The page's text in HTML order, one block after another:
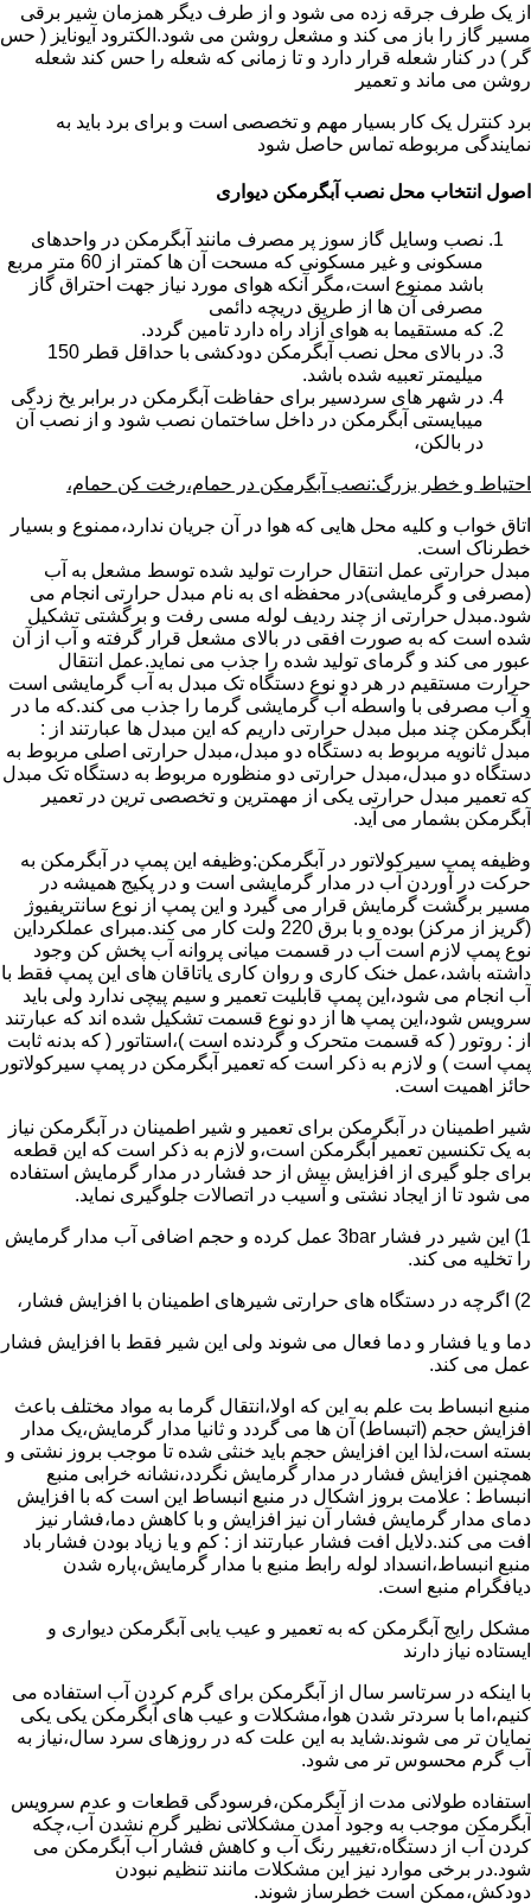
از یک طرف جرقه زده می شود و از طرف دیگر همزمان شیر برقی
مسیر گاز را باز می کند و مشعل روشن می شود.الکترود آیونایز ( حس
گر ) در کنار شعله قرار دارد و تا زمانی که شعله را حس کند شعله
روشن می ماند و تعمیر
برد کنترل یک کار بسیار مهم و تخصصی است و برای برد باید به
نمایندگی مربوطه تماس حاصل شود
اصول انتخاب محل نصب آبگرمکن دیواری
نصب وسایل گاز سوز پر مصرف مانند آبگرمکن در واحدهای
مسکونی و غیر مسکونی که مسحت آن ها کمتر از 60 متر مربع
باشد ممنوع است،مگر آنکه هوای مورد نیاز جهت احتراق گاز
مصرفی آن ها از طریق دریچه دائمی
که مستقیما به هوای آزاد راه دارد تامین گردد.
در بالای محل نصب آبگرمکن دودکشی با حداقل قطر 150
میلیمتر تعبیه شده باشد.
در شهر های سردسیر برای حفاظت آبگرمکن در برابر یخ زدگی
میبایستی آبگرمکن در داخل ساختمان نصب شود و از نصب آن
در بالکن،
احتیاط و خطر بزرگ:نصب آبگرمکن در حمام،رخت کن حمام،
اتاق خواب و کلیه محل هایی که هوا در آن جریان ندارد،ممنوع و بسیار
خطرناک است.
مبدل حرارتی عمل انتقال حرارت تولید شده توسط مشعل به آب
(مصرفی و گرمایشی)در محفظه ای به نام مبدل حرارتی انجام می
شود.مبدل حرارتی از چند ردیف لوله مسی رفت و برگشتی تشکیل
شده است که به صورت افقی در بالای مشعل قرار گرفته و آب از آن
عبور می کند و گرمای تولید شده را جذب می نماید.عمل انتقال
حرارت مستقیم در هر دو نوع دستگاه تک مبدل به آب گرمایشی است
و آب مصرفی با واسطه آب گرمایشی گرما را جذب می کند.که ما در
آبگرمکن چند مبل مبدل حرارتی داریم که این مبدل ها عبارتند از :
مبدل ثانویه مربوط به دستگاه دو مبدل،مبدل حرارتی اصلی مربوط به
دستگاه دو مبدل،مبدل حرارتی دو منظوره مربوط به دستگاه تک مبدل
که تعمیر مبدل حرارتی یکی از مهمترین و تخصصی ترین در تعمیر
آبگرمکن بشمار می آید.
وظیفه پمپ سیرکولاتور در آبگرمکن:وظیفه این پمپ در آبگرمکن به
حرکت در آوردن آب در مدار گرمایشی است و در پکیج همیشه در
مسیر برگشت گرمایش قرار می گیرد و این پمپ از نوع سانتریفیوژ
(گریز از مرکز) بوده و با برق 220 ولت کار می کند.مبرای عملکرداین
نوع پمپ لازم است آب در قسمت میانی پروانه آب پخش کن وجود
داشته باشد،عمل خنک کاری و روان کاری یاتاقان های این پمپ فقط با
آب انجام می شود،این پمپ قابلیت تعمیر و سیم پیچی ندارد ولی باید
سرویس شود،این پمپ ها از دو نوع قسمت تشکیل شده اند که عبارتند
از : روتور ( که قسمت متحرک و گردنده است )،استاتور ( که بدنه ثابت
پمپ است ) و لازم به ذکر است که تعمیر آبگرمکن در پمپ سیرکولاتور
حائز اهمیت است.
شیر اطمینان در آبگرمکن برای تعمیر و شیر اطمینان در آبگرمکن نیاز
به یک تکنسین تعمیر آبگرمکن است،و لازم به ذکر است که این قطعه
برای جلو گیری از افزایش بیش از حد فشار در مدار گرمایش استفاده
می شود تا از ایجاد نشتی و آسیب در اتصالات جلوگیری نماید.
1) این شیر در فشار 3bar عمل کرده و حجم اضافی آب مدار گرمایش
را تخلیه می کند.
2) اگرچه در دستگاه های حرارتی شیرهای اطمینان با افزایش فشار،
دما و یا فشار و دما فعال می شوند ولی این شیر فقط با افزایش فشار
عمل می کند.
منبع انبساط بت علم به این که اولا،انتقال گرما به مواد مختلف باعث
افزایش حجم (اتبساط) آن ها می گردد و ثانیا مدار گرمایش،یک مدار
بسته است،لذا این افزایش حجم باید خنثی شده تا موجب بروز نشتی و
همچنین افزایش فشار در مدار گرمایش نگردد،نشانه خرابی منبع
انبساط : علامت بروز اشکال در منبع انبساط این است که با افزایش
دمای مدار گرمایش فشار آن نیز افزایش و با کاهش دما،فشار نیز
افت می کند.دلایل افت فشار عبارتند از : کم و یا زیاد بودن فشار باد
منبع انبساط،انسداد لوله رابط منبع با مدار گرمایش،پاره شدن
دیافگرام منبع است.
مشکل رایج آبگرمکن که به تعمیر و عیب یابی آبگرمکن دیواری و
ایستاده نیاز دارند
با اینکه در سرتاسر سال از آبگرمکن برای گرم کردن آب استفاده می
کنیم،اما با سردتر شدن هوا،مشکلات و عیب های آبگرمکن یکی یکی
نمایان تر می شوند.شاید به این علت که در روزهای سرد سال،نیاز به
آب گرم محسوس تر می شود.
استفاده طولانی مدت از آبگرمکن،فرسودگی قطعات و عدم سرویس
آبگرمکن موجب به وجود آمدن مشکلاتی نظیر گرم نشدن آب،چکه
کردن آب از دستگاه،تغییر رنگ آب و کاهش فشار آب آبگرمکن می
شود.در برخی موارد نیز این مشکلات مانند تنظیم نبودن
دودکش،ممکن است خطرساز شوند.